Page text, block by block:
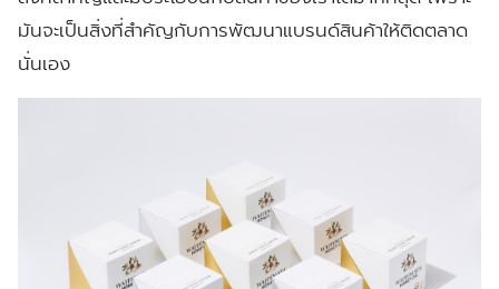
มันจะเป็นสิ่งที่สำคัญกับการพัฒนาแบรนด์สินค้าให้ติดตลาด
นั่นเอง